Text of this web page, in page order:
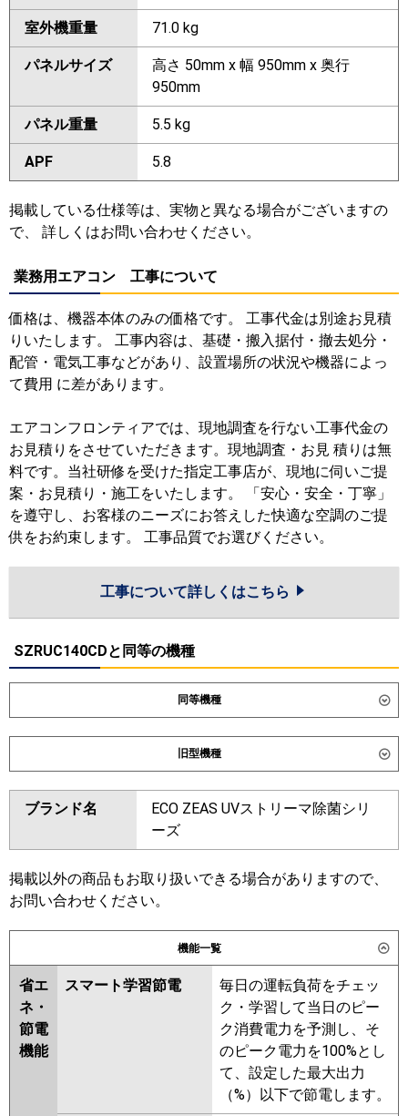
室外機重量 71.0 kg
パネルサイズ
高さ 50mm x 幅 950mm x 奥行
950mm
パネル重量 5.5 kg
APF 5.8
掲載している仕様等は、実物と異なる場合がございますの
で、 詳しくはお問い合わせください。
業務用エアコン 工事について
価格は、機器本体のみの価格です。 工事代金は別途お見積
りいたします。 工事内容は、基礎・搬入据付・撤去処分・
配管・電気工事などがあり、設置場所の状況や機器によっ
て費用 に差があります。
エアコンフロンティアでは、現地調査を行ない工事代金の
お見積りをさせていただきます。現地調査・お見 積りは無
料です。当社研修を受けた指定工事店が、現地に伺いご提
案・お見積り・施工をいたします。 「安心・安全・丁寧」
を遵守し、お客様のニーズにお答えした快適な空調のご提
供をお約束します。 工事品質でお選びください。
工事について詳しくはこちら
SZRUC140CDと同等の機種
同等機種
ダイキン SZRC140CD SZRC140CND
SDRC140BBD
東芝 GUHB140111MUB GUHB140111XU
GUEB140111XU
GUSB14014P1XU
GUSB14014P1MUB
PLZX-HRMP140HF6
HRMP140H6 PLZX-
HRMP140HFG6 PLZX-
HRMP140HBF6 PLZX-
ERMP140H6 PLZX-
ERMP140HLE6 PLZX-
ERMP140HE6
RCI-GP140RHNP6 RCI-
旧型機種
ダイキン SZRC140BYND SZRC140BYD
SZRUC140BYD SZRC140BJD
SZRC140BJND
SZRJC140BFD SDRC140BD
SDRC140BND SZRC140BFD
SZRC140BFND
GUHB14011XU
GUEB14011MUB GUEB14011XU
GUSB14014MUB GUSB14014XU
GUSB14014PMUB
GUSB14014PXU RUSB14034MUB
RUSB14034XU RUHB14031MUB
RUEB14031MUB RUSB14033MUB
RUHB14031MU RUHB14031XU
ブランド名
ECO ZEAS UVストリーマ除菌シリ
ーズ
掲載以外の商品もお取り扱いできる場合がありますので、
お問い合わせください。
機能一覧
省エ
ネ・
節電
機能
スマート学習節電
毎日の運転負荷をチェッ
ク・学習して当日のピー
ク消費電力を予測し、そ
のピーク電力を100%とし
て、設定した最大出力
（%）以下で節電します。